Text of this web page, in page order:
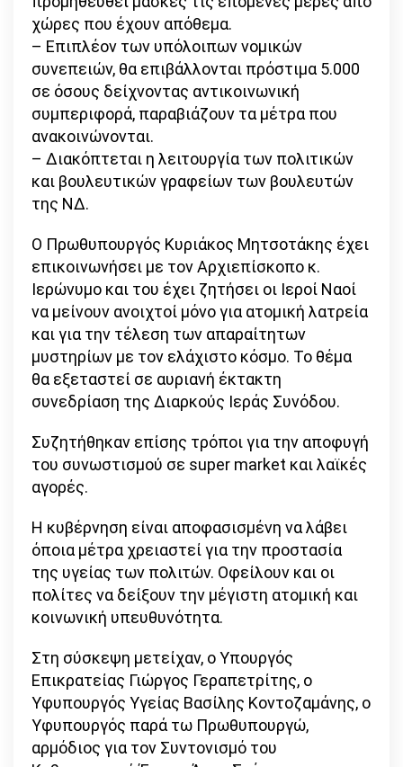
χώρες που έχουν απόθεμα.
– Επιπλέον των υπόλοιπων νομικών
συνεπειών, θα επιβάλλονται πρόστιμα 5.000
σε όσους δείχνοντας αντικοινωνική
συμπεριφορά, παραβιάζουν τα μέτρα που
ανακοινώνονται.
– Διακόπτεται η λειτουργία των πολιτικών
και βουλευτικών γραφείων των βουλευτών
της ΝΔ.
Ο Πρωθυπουργός Κυριάκος Μητσοτάκης έχει
επικοινωνήσει με τον Αρχιεπίσκοπο κ.
Ιερώνυμο και του έχει ζητήσει οι Ιεροί Ναοί
να μείνουν ανοιχτοί μόνο για ατομική λατρεία
και για την τέλεση των απαραίτητων
μυστηρίων με τον ελάχιστο κόσμο. Το θέμα
θα εξεταστεί σε αυριανή έκτακτη
συνεδρίαση της Διαρκούς Ιεράς Συνόδου.
Συζητήθηκαν επίσης τρόποι για την αποφυγή
του συνωστισμού σε super market και λαϊκές
αγορές.
Η κυβέρνηση είναι αποφασισμένη να λάβει
όποια μέτρα χρειαστεί για την προστασία
της υγείας των πολιτών. Οφείλουν και οι
πολίτες να δείξουν την μέγιστη ατομική και
κοινωνική υπευθυνότητα.
Στη σύσκεψη μετείχαν, ο Υπουργός
Επικρατείας Γιώργος Γεραπετρίτης, ο
Υφυπουργός Υγείας Βασίλης Κοντοζαμάνης, ο
Υφυπουργός παρά τω Πρωθυπουργώ,
αρμόδιος για τον Συντονισμό του